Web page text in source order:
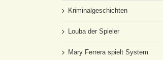
Kriminalgeschichten
Louba der Spieler
Mary Ferrera spielt System